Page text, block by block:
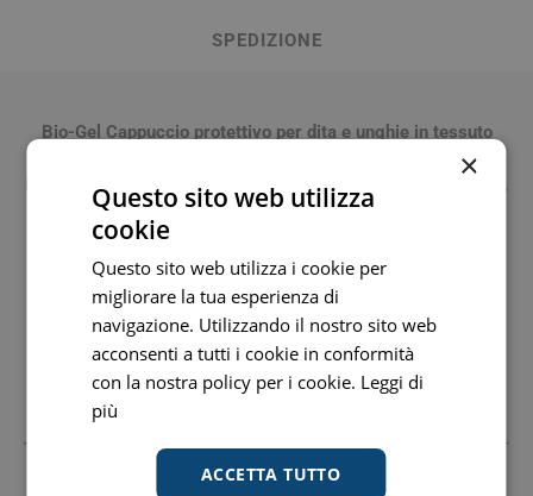
SPEDIZIONE
Bio-Gel Cappuccio protettivo per dita e unghie in tessuto
elastico rivestito internamente in Tecniwork® Polymer Gel
Protegge la testa del dito evitando la formazione di callosità,
senza creare ingombro. Evita lo sfregamento con la
calzatura, previene e dona sollievo in caso di callosità e
ispessimenti. Indicato anche per dita a martello, occhi di
pernice, calli duri, molli, dorsali e apicali. Protezione per dita
che procura sollievo immediato in caso di callosità
Ritagliabile
Dispositivo medico lavabile e riutilizzabile.
Produttore
×
Questo sito web utilizza
cookie
Questo sito web utilizza i cookie per
migliorare la tua esperienza di
navigazione. Utilizzando il nostro sito web
acconsenti a tutti i cookie in conformità
con la nostra policy per i cookie. Leggi di
più
ACCETTA TUTTO